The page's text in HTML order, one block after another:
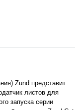
Zund представит
листов для
запуска серии